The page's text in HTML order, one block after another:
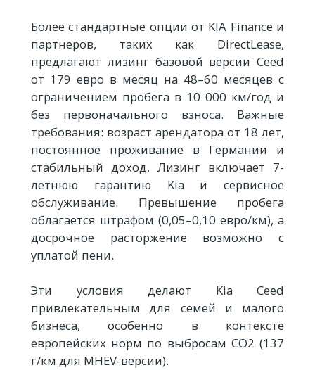
Более стандартные опции от KIA Finance и
партнеров, таких как DirectLease,
предлагают лизинг базовой версии Ceed
от 179 евро в месяц на 48–60 месяцев с
ограничением пробега в 10 000 км/год и
без первоначального взноса. Важные
требования: возраст арендатора от 18 лет,
постоянное проживание в Германии и
стабильный доход. Лизинг включает 7-
летнюю гарантию Kia и сервисное
обслуживание. Превышение пробега
облагается штрафом (0,05–0,10 евро/км), а
досрочное расторжение возможно с
уплатой пени.
Эти условия делают Kia Ceed
привлекательным для семей и малого
бизнеса, особенно в контексте
европейских норм по выбросам CO2 (137
г/км для MHEV-версии).